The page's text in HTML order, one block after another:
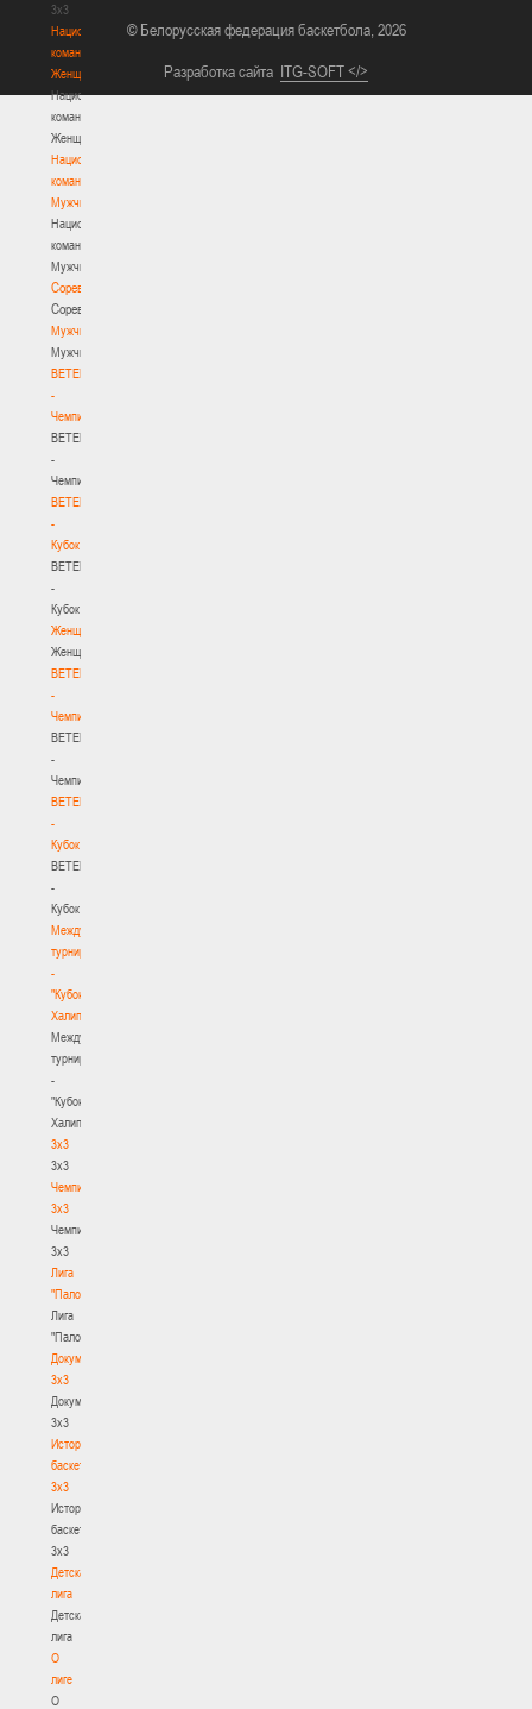
3х3
Национальная
команда.
Женщины
Национальная
команда.
Женщины
Национальная
команда.
Мужчины
Национальная
команда.
Мужчины
Соревнования
Соревнования
Мужчины
Мужчины
BETERA
-
Чемпионат
BETERA
-
Чемпионат
BETERA
-
Кубок
BETERA
-
Кубок
Женщины
Женщины
BETERA
-
Чемпионат
BETERA
-
Чемпионат
BETERA
-
Кубок
BETERA
-
Кубок
Международный
турнир
-
"Кубок
Халипского"
Международный
турнир
-
"Кубок
Халипского"
3x3
3x3
Чемпионат
3х3
Чемпионат
3х3
Лига
"Палова"
Лига
"Палова"
Документы
3х3
Документы
3х3
История
баскетбола
3х3
История
баскетбола
3х3
Детская
лига
Детская
лига
О
лиге
О
© Белорусская федерация баскетбола, 2026
Разработка сайта ITG-SOFT </>